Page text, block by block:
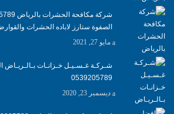
الصفوة ستارز لاباده الحشرات
مايو 27, 2021
شـركـة غـسـيـل خـزانـات بـالـريـاض
0539205789
ديسمبر 23, 2020